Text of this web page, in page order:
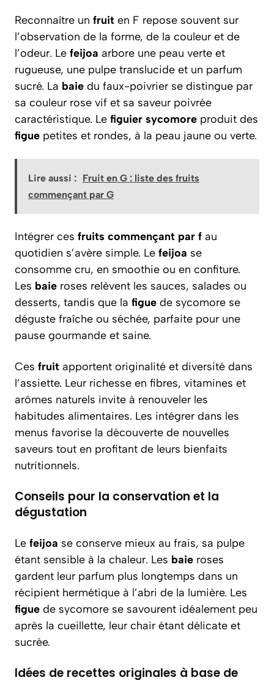
Reconnaître un fruit en F repose souvent sur
l’observation de la forme, de la couleur et de
l’odeur. Le feijoa arbore une peau verte et
rugueuse, une pulpe translucide et un parfum
sucré. La baie du faux-poivrier se distingue par
sa couleur rose vif et sa saveur poivrée
caractéristique. Le figuier sycomore produit des
figue petites et rondes, à la peau jaune ou verte.
Lire aussi : Fruit en G : liste des fruits
commençant par G
Intégrer ces fruits commençant par f au
quotidien s’avère simple. Le feijoa se
consomme cru, en smoothie ou en confiture.
Les baie roses relèvent les sauces, salades ou
desserts, tandis que la figue de sycomore se
déguste fraîche ou séchée, parfaite pour une
pause gourmande et saine.
Ces fruit apportent originalité et diversité dans
l’assiette. Leur richesse en fibres, vitamines et
arômes naturels invite à renouveler les
habitudes alimentaires. Les intégrer dans les
menus favorise la découverte de nouvelles
saveurs tout en profitant de leurs bienfaits
nutritionnels.
Conseils pour la conservation et la
dégustation
Le feijoa se conserve mieux au frais, sa pulpe
étant sensible à la chaleur. Les baie roses
gardent leur parfum plus longtemps dans un
récipient hermétique à l’abri de la lumière. Les
figue de sycomore se savourent idéalement peu
après la cueillette, leur chair étant délicate et
sucrée.
Idées de recettes originales à base de